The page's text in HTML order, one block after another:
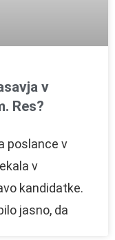
v
Res?
poslance v
v
kandidatke.
jasno, da